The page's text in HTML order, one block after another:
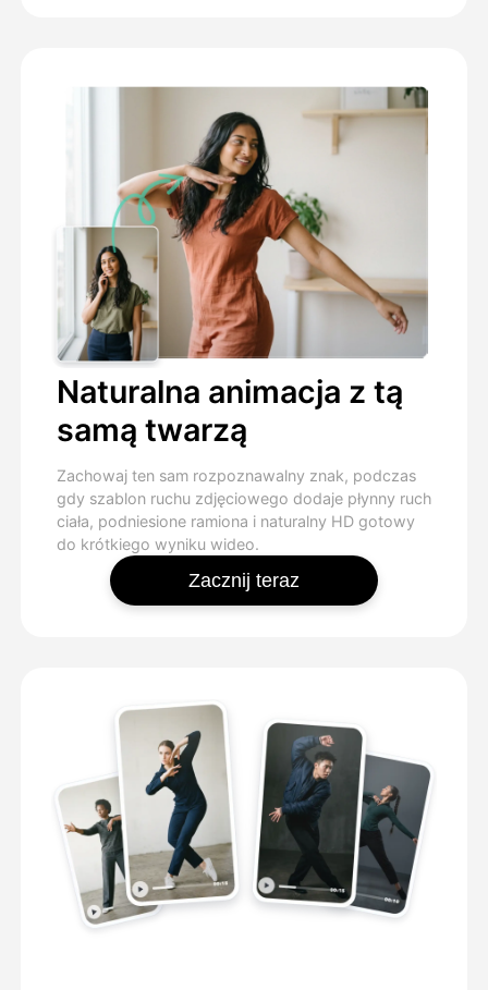
Naturalna animacja z tą
samą twarzą
Zachowaj ten sam rozpoznawalny znak, podczas
gdy szablon ruchu zdjęciowego dodaje płynny ruch
ciała, podniesione ramiona i naturalny HD gotowy
do krótkiego wyniku wideo.
Zacznij teraz